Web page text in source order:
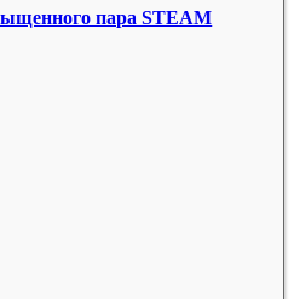
пара STEAM